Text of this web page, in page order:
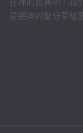
在神的恩典中，
是把神的愛分享給